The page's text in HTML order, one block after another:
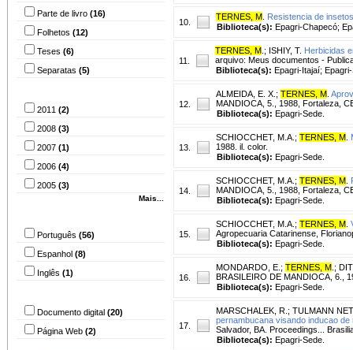
Parte de livro (16)
Folhetos (12)
Teses (6)
Separatas (5)
2011 (2)
2008 (3)
2007 (1)
2006 (4)
2005 (3)
Mais...
Português (56)
Espanhol (8)
Inglês (1)
Documento digital (20)
Página Web (2)
10.
TERNES, M Resistencia de
Biblioteca(s): Epagri-Chapecó;
11.
TERNES, M ; ISHIY, T. Herbicidas
arquivo: Meus documentos -
Biblioteca(s): Epagri-Itajaí;
12.
ALMEIDA, E. X. ; TERNES, M
MANDIOCA, 5., 1988, Fortaleza,
Biblioteca(s): Epagri-Sede.
13.
SCHIOCCHET, M.A. ; TERNES, M
1988. il. color.
Biblioteca(s): Epagri-Sede.
14.
SCHIOCCHET, M.A. ; TERNES, M
MANDIOCA, 5., 1988, Fortaleza,
Biblioteca(s): Epagri-Sede.
15.
SCHIOCCHET, M.A. ; TERNES, M
Agropecuaria Catarinense,
Biblioteca(s): Epagri-Sede.
16.
MONDARDO, E. ; TERNES, M ;
BRASILEIRO DE MANDIOCA, 6.,
Biblioteca(s): Epagri-Sede.
17.
MARSCHALEK, R. ; TULMANN
pernambucana visando inducao de
Salvador, BA. Proceedings...
Biblioteca(s): Epagri-Sede.